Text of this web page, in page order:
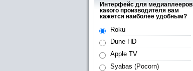
Интерфейс для медиаплееров
какого производителя вам
кажется наиболее удобным?
Roku
Dune HD
Apple TV
Syabas (Pocorn)